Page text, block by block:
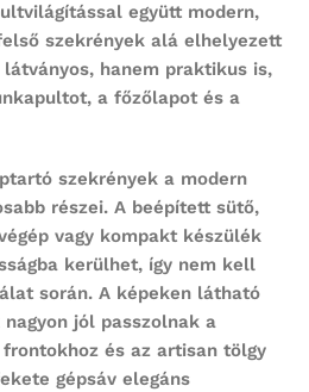
együtt modern,
szekrények alá elhelyezett
hanem praktikus is,
a főzőlapot és a
szekrények a modern
részei. A beépített sütő,
vagy kompakt készülék
kerülhet, így nem kell
során. A képeken látható
jól passzolnak a
és az artisan tölgy
gépsáv elegáns